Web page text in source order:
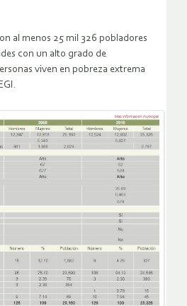
al menos 25 mil 326 pobladores
con un alto grado de
viven en pobreza extrema